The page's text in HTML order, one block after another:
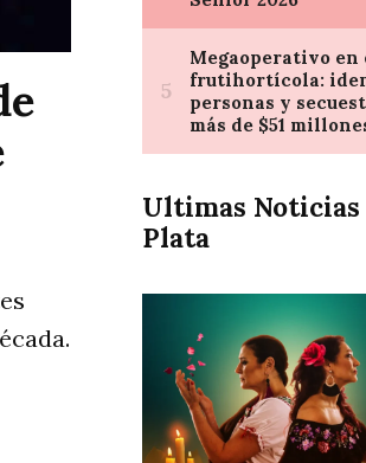
Ultimas
Plata